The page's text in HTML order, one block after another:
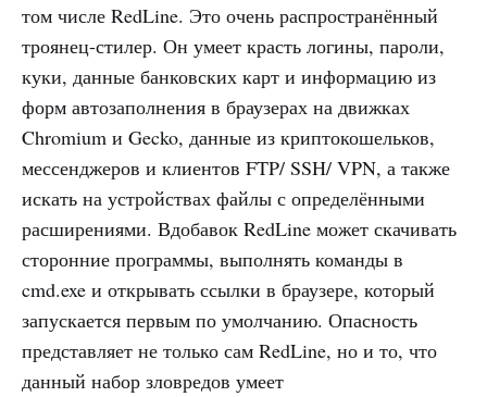
том числе RedLine. Это очень распространённый
троянец-стилер. Он умеет красть логины, пароли,
куки, данные банковских карт и информацию из
форм автозаполнения в браузерах на движках
Chromium и Gecko, данные из криптокошельков,
мессенджеров и клиентов FTP/ SSH/ VPN, а также
искать на устройствах файлы с определёнными
расширениями. Вдобавок RedLine может скачивать
сторонние программы, выполнять команды в
cmd.exe и открывать ссылки в браузере, который
запускается первым по умолчанию. Опасность
представляет не только сам RedLine, но и то, что
данный набор зловредов умеет